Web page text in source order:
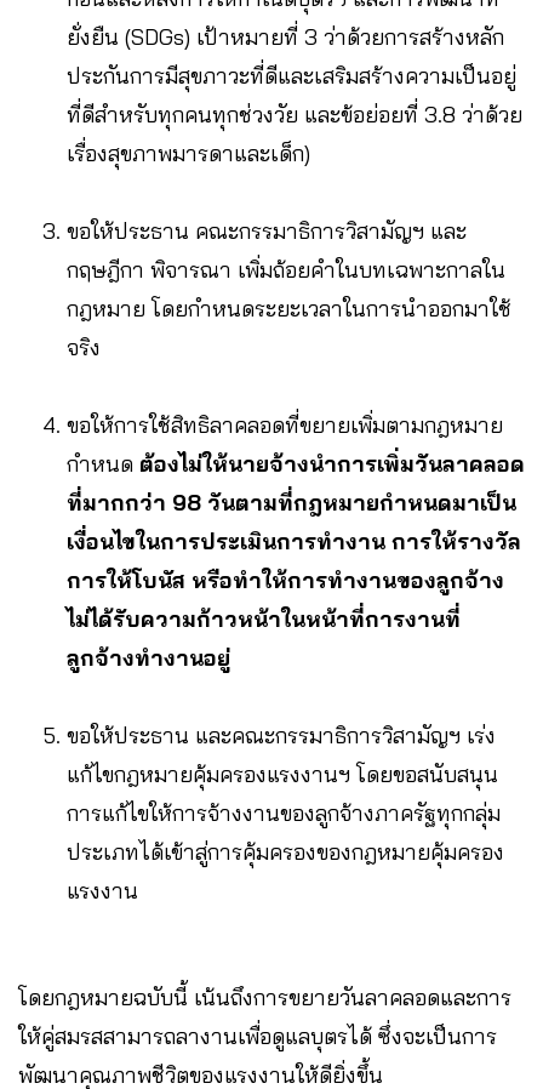
ยั่งยืน (SDGs) เป้าหมายที่ 3 ว่าด้วยการสร้างหลัก
ประกันการมีสุขภาวะที่ดีและเสริมสร้างความเป็นอยู่
ที่ดีสำหรับทุกคนทุกช่วงวัย และข้อย่อยที่ 3.8 ว่าด้วย
เรื่องสุขภาพมารดาและเด็ก)
ขอให้ประธาน คณะกรรมาธิการวิสามัญฯ และ
กฤษฎีกา พิจารณา เพิ่มถ้อยคำในบทเฉพาะกาลใน
กฎหมาย โดยกำหนดระยะเวลาในการนำออกมาใช้
จริง
ขอให้การใช้สิทธิลาคลอดที่ขยายเพิ่มตามกฎหมาย
กำหนด ต้องไม่ให้นายจ้างนำการเพิ่มวันลาคลอด
ที่มากกว่า 98 วันตามที่กฎหมายกำหนดมาเป็น
เงื่อนไขในการประเมินการทำงาน การให้รางวัล
การให้โบนัส หรือทำให้การทำงานของลูกจ้าง
ไม่ได้รับความก้าวหน้าในหน้าที่การงานที่
ลูกจ้างทำงานอยู่
ขอให้ประธาน และคณะกรรมาธิการวิสามัญฯ เร่ง
แก้ไขกฎหมายคุ้มครองแรงงานฯ โดยขอสนับสนุน
การแก้ไขให้การจ้างงานของลูกจ้างภาครัฐทุกกลุ่ม
ประเภทได้เข้าสู่การคุ้มครองของกฎหมายคุ้มครอง
แรงงาน
โดยกฎหมายฉบับนี้ เน้นถึงการขยายวันลาคลอดและการ
ให้คู่สมรสสามารถลางานเพื่อดูแลบุตรได้ ซึ่งจะเป็นการ
พัฒนาคุณภาพชีวิตของแรงงานให้ดียิ่งขึ้น